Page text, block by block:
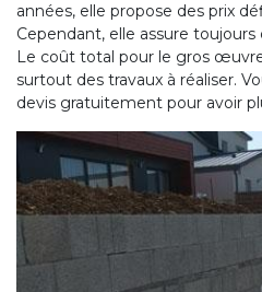
années, elle propose des prix
Cependant, elle assure
Le coût total pour le gros
surtout des travaux à réaliser.
devis gratuitement pour avoir